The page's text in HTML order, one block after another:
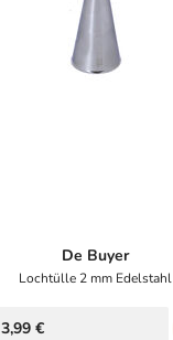
De Buyer
Lochtülle 2 mm Edelstahl
3,99 €